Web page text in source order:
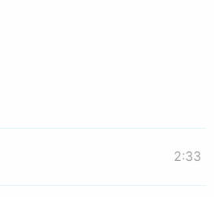
2:33